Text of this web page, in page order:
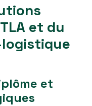
et du
et